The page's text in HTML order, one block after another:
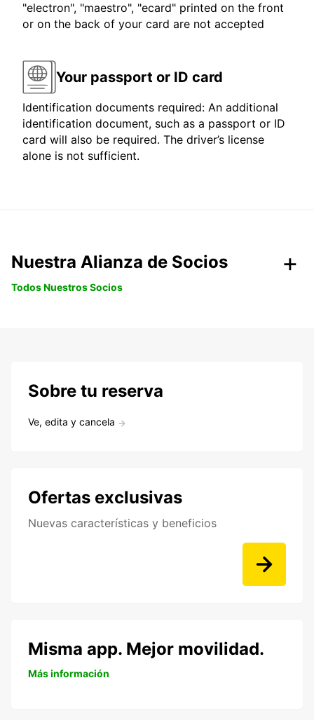
"electron", "maestro", "ecard" printed on the front
or on the back of your card are not accepted
Your passport or ID card
Identification documents required: An additional
identification document, such as a passport or ID
card will also be required. The driver’s license
alone is not sufficient.
Nuestra Alianza de Socios
Todos Nuestros Socios
Sobre tu reserva
Ve, edita y cancela
Ofertas exclusivas
Nuevas características y beneficios
Misma app. Mejor movilidad.
Más información